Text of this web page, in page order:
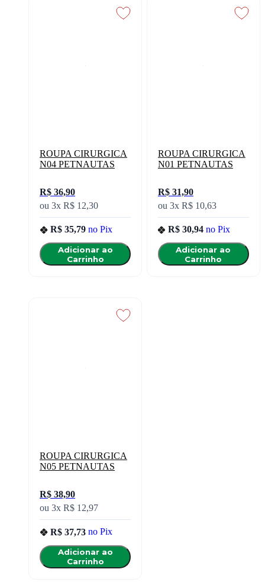
ROUPA CIRURGICA
N04 PETNAUTAS
R$ 36,90
ou 3x R$ 12,30
R$ 35,79 no Pix
Adicionar ao
Carrinho
ROUPA CIRURGICA
N01 PETNAUTAS
R$ 31,90
ou 3x R$ 10,63
R$ 30,94 noPix
Adicionar ao
Carrinho
ROUPA CIRURGICA
N05 PETNAUTAS
R$ 38,90
ou 3x R$ 12,97
R$ 37,73 no Pix
Adicionar ao
Carrinho